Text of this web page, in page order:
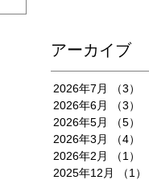
アーカイブ
2026年7月 （3）
2026年6月
（3）
2026年5月
（5）
2026年3月
（4）
2026年2月
（1）
2025年12月
（1）